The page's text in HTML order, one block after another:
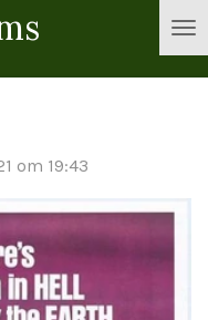
om 19:43